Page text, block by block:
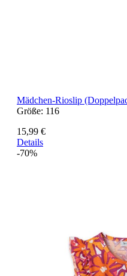
Mädchen-Rioslip
Größe: 116
15,99 €
Details
-70%